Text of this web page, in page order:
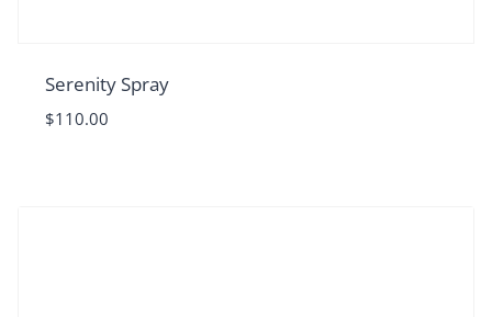
Serenity Spray
$110.00